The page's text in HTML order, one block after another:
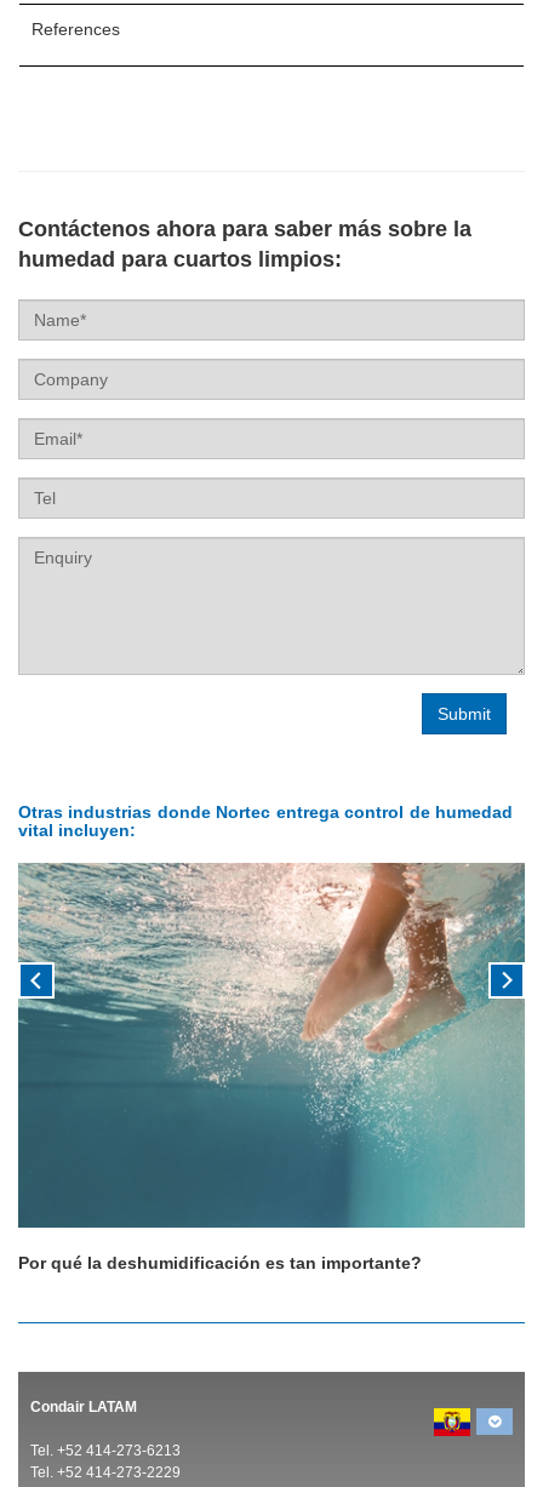
References
Contáctenos ahora para saber más sobre la
humedad para cuartos limpios:
Name
Company
Email
Tel
Label
Otras industrias donde Nortec entrega control de humedad
vital incluyen:
Por qué la deshumidificación es tan importante?
Condair LATAM
Tel. +52 414-273-6213
Tel. +52 414-273-2229